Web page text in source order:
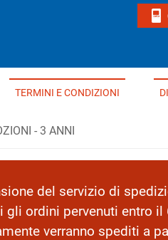
TERMINI E CONDIZIONI
- 3 ANNI
del servizio di
gli ordini pervenuti entro il
verranno spediti a